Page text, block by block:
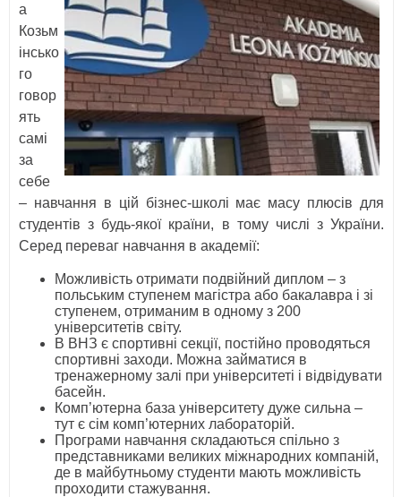
а
Козьм
інсько
го
говор
ять
самі
за
себе
– навчання в цій бізнес-школі має масу плюсів для
студентів з будь-якої країни, в тому числі з України.
Серед переваг навчання в академії:
Можливість отримати подвійний диплом – з
польським ступенем магістра або бакалавра і зі
ступенем, отриманим в одному з 200
університетів світу.
В ВНЗ є спортивні секції, постійно проводяться
спортивні заходи. Можна займатися в
тренажерному залі при університеті і відвідувати
басейн.
Комп’ютерна база університету дуже сильна –
тут є сім комп’ютерних лабораторій.
Програми навчання складаються спільно з
представниками великих міжнародних компаній,
де в майбутньому студенти мають можливість
проходити стажування.